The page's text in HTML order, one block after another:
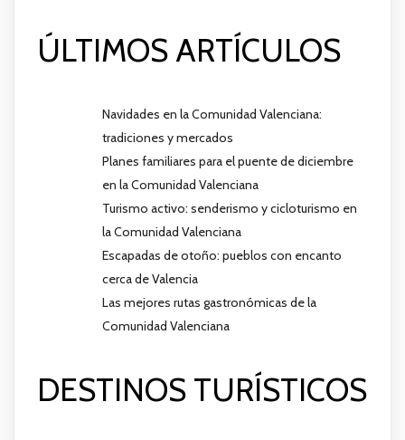
ÚLTIMOS ARTÍCULOS
Navidades en la Comunidad Valenciana:
tradiciones y mercados
Planes familiares para el puente de diciembre
en la Comunidad Valenciana
Turismo activo: senderismo y cicloturismo en
la Comunidad Valenciana
Escapadas de otoño: pueblos con encanto
cerca de Valencia
Las mejores rutas gastronómicas de la
Comunidad Valenciana
DESTINOS TURÍSTICOS